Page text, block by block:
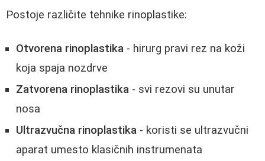
Postoje različite tehnike rinoplastike:
Otvorena rinoplastika - hirurg pravi rez na koži
koja spaja nozdrve
Zatvorena rinoplastika - svi rezovi su unutar
nosa
Ultrazvučna rinoplastika - koristi se ultrazvučni
aparat umesto klasičnih instrumenata